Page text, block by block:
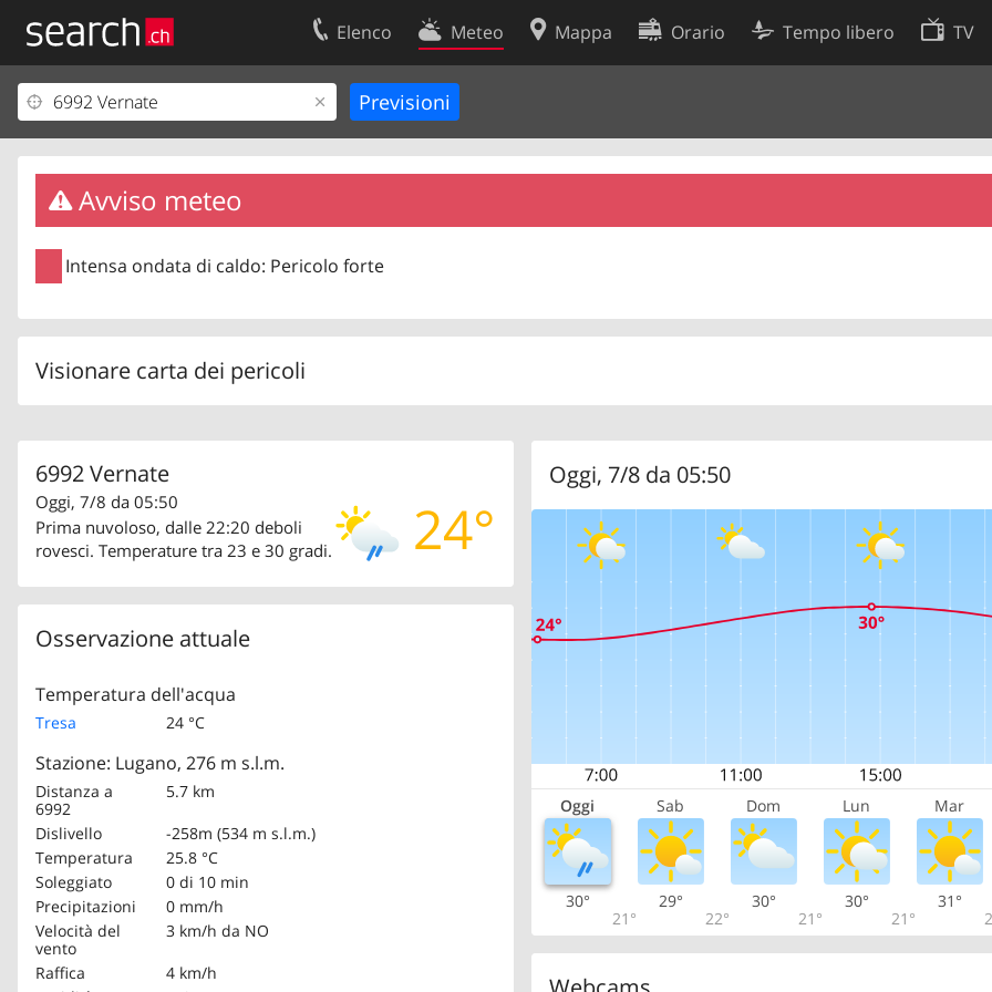
Elenco Meteo Mappa Orario Tempo libero TV
Avviso meteo
Intensa ondata di caldo: Pericolo forte
Visionare carta dei pericoli
6992 Vernate
24°
Oggi, 7/8 da 05:50
Prima nuvoloso, dalle 22:20 deboli
rovesci. Temperature tra 23 e 30 gradi.
Osservazione attuale
Temperatura dell'acqua
Tresa 24 °C
Stazione: Lugano, 276 m s.l.m.
Distanza a
6992
5.7 km
Dislivello
-258m (534 m s.l.m.)
Temperatura
25.8 °C
Soleggiato
0 di 10 min
Precipitazioni
0 mm/h
Velocità del
vento
3 km/h da NO
Raffica
4 km/h
Oggi, 7/8 da 05:50
Oggi Sab Dom Lun Mar
30°
21°
29°
22°
30°
21°
30°
21°
31°
Il vostro profolio
Area clienti
Informazioni Legali
Contatti
Condizioni d’uso
Protezione dei dati
Preferenze cookie
Sviluppatori